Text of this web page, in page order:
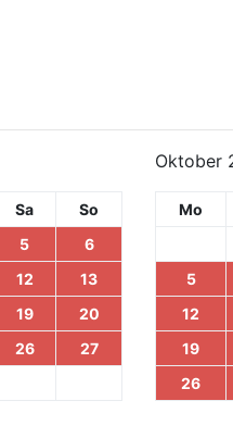
Sa
So
5
6
12
13
19
20
26
27
Oktober
Mo
5
12
19
26